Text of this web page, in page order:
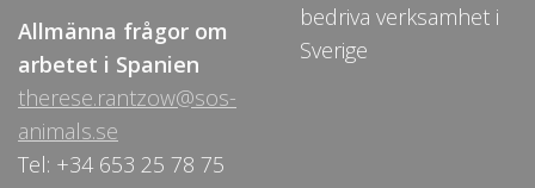
Allmänna frågor om
arbetet i Spanien
therese.rantzow@sos-
animals.se
Tel: +34 653 25 78 75
bedriva verksamhet i
Sverige